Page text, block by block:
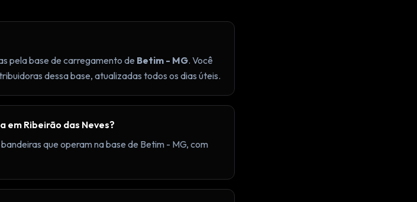
pela base de carregamento de Betim - MG. Você
dessa base, atualizadas todos os dias úteis.
em Ribeirão das Neves?
que operam na base de Betim - MG, com